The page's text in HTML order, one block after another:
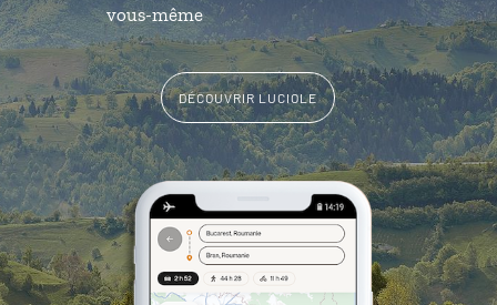
vous-même
DÉCOUVRIR LUCIOLE